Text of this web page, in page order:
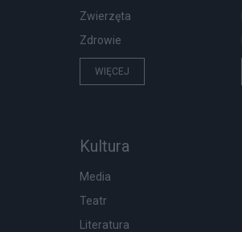
Zwierzęta
Zdrowie
WIĘCEJ
Kultura
Media
Teatr
Literatura